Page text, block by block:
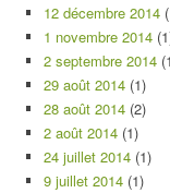
12 décembre 2014
1 novembre 2014
2 septembre 2014
29 août 2014 (1)
28 août 2014 (2)
2 août 2014 (1)
24 juillet 2014 (1)
9 juillet 2014 (1)